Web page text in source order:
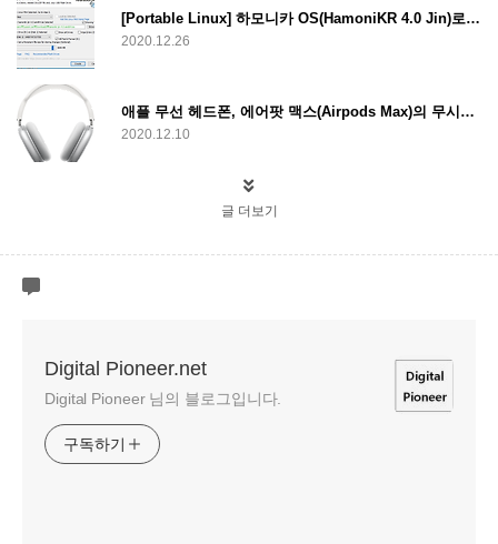
[Portable Linux] 하모니카 OS(HamoniKR 4.0 Jin)로 포터블 리눅스 제작하는 법
2020.12.26
애플 무선 헤드폰, 에어팟 맥스(Airpods Max)의 무시무시한 가격
2020.12.10
글 더보기
Digital Pioneer.net
Digital Pioneer 님의 블로그입니다.
구독하기